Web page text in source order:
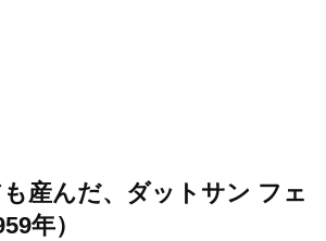
産んだ、ダットサン フェ
年）